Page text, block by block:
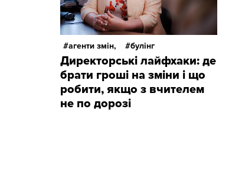
агенти змін, булінг
Директорські лайфхаки: де
брати гроші на зміни і що
робити, якщо з вчителем
не по дорозі